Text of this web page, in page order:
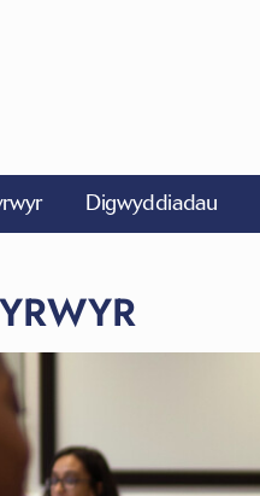
Digwyddiadau